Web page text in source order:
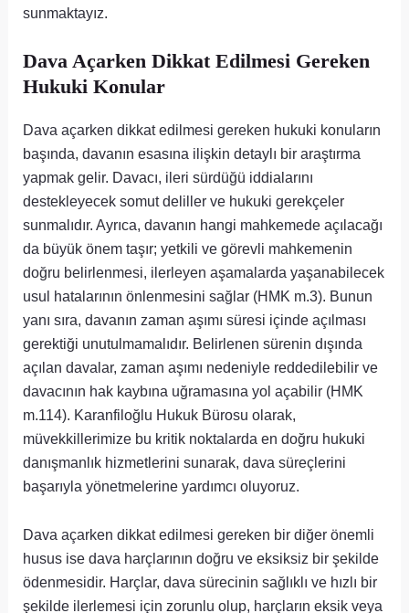
sunmaktayız.
Dava Açarken Dikkat Edilmesi Gereken
Hukuki Konular
Dava açarken dikkat edilmesi gereken hukuki konuların
başında, davanın esasına ilişkin detaylı bir araştırma
yapmak gelir. Davacı, ileri sürdüğü iddialarını
destekleyecek somut deliller ve hukuki gerekçeler
sunmalıdır. Ayrıca, davanın hangi mahkemede açılacağı
da büyük önem taşır; yetkili ve görevli mahkemenin
doğru belirlenmesi, ilerleyen aşamalarda yaşanabilecek
usul hatalarının önlenmesini sağlar (HMK m.3). Bunun
yanı sıra, davanın zaman aşımı süresi içinde açılması
gerektiği unutulmamalıdır. Belirlenen sürenin dışında
açılan davalar, zaman aşımı nedeniyle reddedilebilir ve
davacının hak kaybına uğramasına yol açabilir (HMK
m.114). Karanfiloğlu Hukuk Bürosu olarak,
müvekkillerimize bu kritik noktalarda en doğru hukuki
danışmanlık hizmetlerini sunarak, dava süreçlerini
başarıyla yönetmelerine yardımcı oluyoruz.
Dava açarken dikkat edilmesi gereken bir diğer önemli
husus ise dava harçlarının doğru ve eksiksiz bir şekilde
ödenmesidir. Harçlar, dava sürecinin sağlıklı ve hızlı bir
şekilde ilerlemesi için zorunlu olup, harçların eksik veya